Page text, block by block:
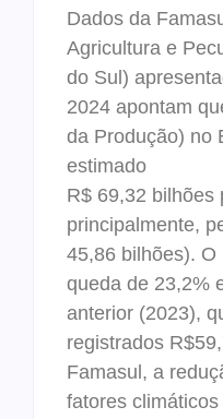
Dados da
Agricultura e
do Sul)
2024 apontam
da Produção) no
estimado
R$ 69,32 bilhões
principalmente,
45,86 bilhões).
queda de 23,2%
anterior (2023),
registrados
Famasul, a
fatores